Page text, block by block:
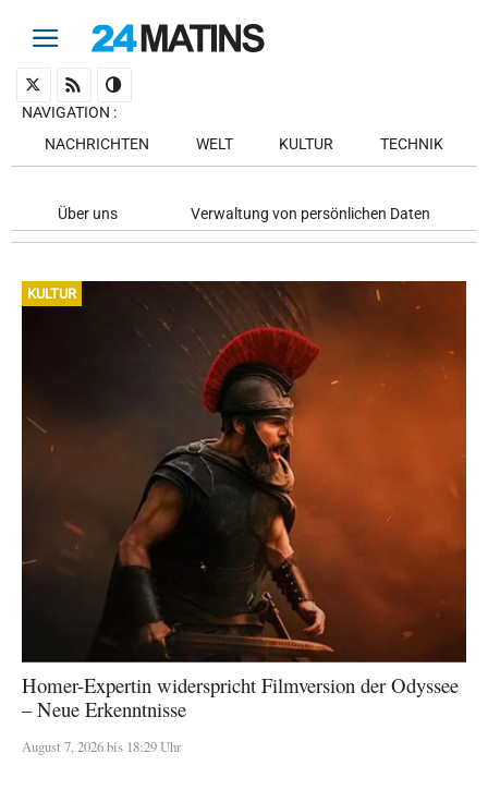
NAVIGATION :
NACHRICHTEN
WELT KULTUR TECHNIK
Über uns Verwaltung von persönlichen Daten
KULTUR
Homer-Expertin widerspricht Filmversion der Odyssee
– Neue Erkenntnisse
August 7, 2026 bis 18:29 Uhr